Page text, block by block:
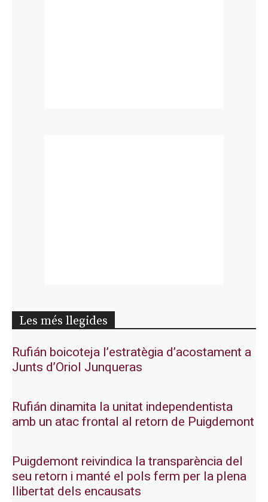
Les més llegides
Rufián boicoteja l’estratègia d’acostament a
Junts d’Oriol Junqueras
Rufián dinamita la unitat independentista
amb un atac frontal al retorn de Puigdemont
Puigdemont reivindica la transparència del
seu retorn i manté el pols ferm per la plena
llibertat dels encausats